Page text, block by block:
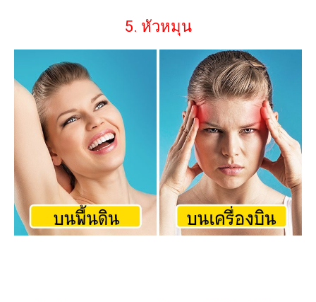
5. หัวหมุน